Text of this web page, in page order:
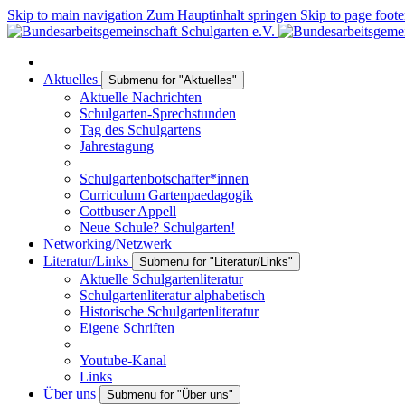
Skip to main navigation Zum Hauptinhalt springen Skip to page
Aktuelles Submenu for "Aktuelles"
Aktuelle Nachrichten
Schulgarten-Sprechstunden
Tag des Schulgartens
Jahrestagung
Schulgartenbotschafter*innen
Curriculum Gartenpaedagogik
Cottbuser Appell
Neue Schule? Schulgarten!
Networking/Netzwerk
Literatur/Links
Submenu for "Literatur/Links"
Aktuelle Schulgartenliteratur
Schulgartenliteratur alphabetisch
Historische Schulgartenliteratur
Eigene Schriften
Youtube-Kanal
Links
Über uns
Submenu for "Über uns"